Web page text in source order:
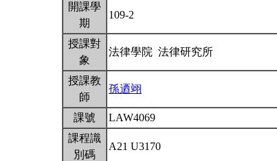
開課學
期
109-2
授課對
象
法律學院 法律研究所
授課教
師
孫迺翊
課號
LAW4069
課程識
別碼
A21 U3170